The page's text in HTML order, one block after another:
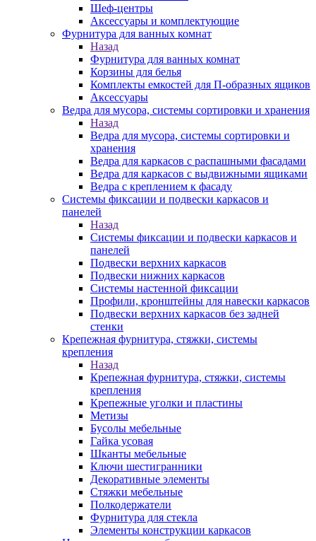
Шеф-центры
Аксессуары и комплектующие
Фурнитура для ванных комнат
Назад
Фурнитура для ванных комнат
Корзины для белья
Комплекты емкостей для П-образных ящиков
Аксессуары
Ведра для мусора, системы сортировки и хранения
Назад
Ведра для мусора, системы сортировки и
хранения
Ведра для каркасов с распашными фасадами
Ведра для каркасов с выдвижными ящиками
Ведра с креплением к фасаду
Системы фиксации и подвески каркасов и
панелей
Назад
Системы фиксации и подвески каркасов и
панелей
Подвески верхних каркасов
Подвески нижних каркасов
Системы настенной фиксации
Профили, кронштейны для навески каркасов
Подвески верхних каркасов без задней
стенки
Крепежная фурнитура, стяжки, системы
крепления
Назад
Крепежная фурнитура, стяжки, системы
крепления
Крепежные уголки и пластины
Метизы
Бусолы мебельные
Гайка усовая
Шканты мебельные
Ключи шестигранники
Декоративные элементы
Стяжки мебельные
Полкодержатели
Фурнитура для стекла
Элементы конструкции каркасов